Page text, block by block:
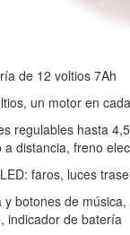
de 12 voltios 7Ah
un motor en
regulables hasta
distancia, freno
faros, luces
y botones de
indicador de batería